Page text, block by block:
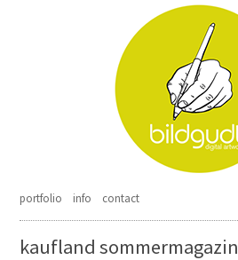
portfolio info contact
kaufland sommermagazin